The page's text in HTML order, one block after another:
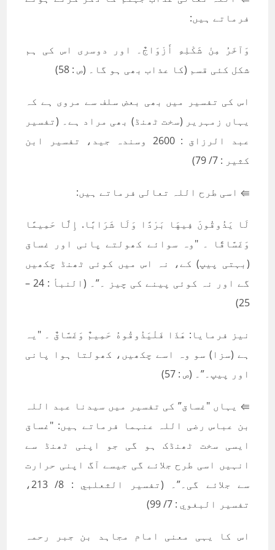
فرماتے ہیں:
وَآخَرُ مِنْ شَكْلِهِ أَزْوَاجٌ۔ اور دوسری اس کی ہم
شکل کئی قسم (کا عذاب بھی ہو گا۔ (ص : 58)
اس کی تفسیر میں بھی بعض سلف سے مروی ہے کہ
یہاں زمہریر (سخت ٹھنڈ) بھی مراد ہے۔ (تفسیر
عبد الرزاق : 2600 وسندہ جید، تفسير ابن
کثیر : 7/ 79)
⇚ اسی طرح اللہ تعالی فرماتے ہیں:
لَا يَذُوقُونَ فِيهَا بَرْدًا وَلَا شَرَابًا. إِلَّا حَمِيمًا
وَغَسَّاقًا ۔ "وہ سوائے کھولتے پانی اور غساق
(بہتی پیپ) کے، نہ اس میں کوئی ٹھنڈ چکھیں
گے اور نہ کوئی پینے کی چیز ۔”۔ (النبأ : 24 –
25)
نیز فرمایا: هَذَا فَلْيَذُوقُوهُ حَمِيمٌ وَغَسَّاقٌ ۔ "یہ
ہے (سزا) سو وہ اسے چکھیں، کھولتا ہوا پانی
اور پیپ۔”۔ (ص : 57)
⇚ یہاں "غساق” کی تفسیر میں سیدنا عبد اللہ
بن عباس رضی اللہ عنہما فرماتے ہیں: "غساق
ایسی سخت ٹھنڈک ہو گی جو اپنی ٹھنڈ سے
انہیں اسی طرح جلائے گی جیسے آگ اپنی حرارت
سے جلائے گی۔”۔ (تفسير الثعلبي : 8/ 213،
تفسير البغوي : 7/ 99)
اس کا یہی معنی امام مجاہد بن جبر رحمہ